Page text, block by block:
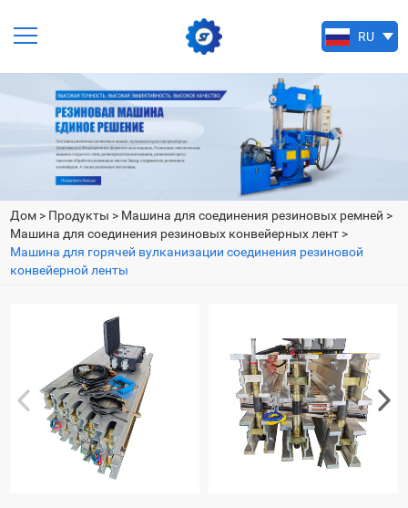
RU
EN
ES
FA
Дом > Продукты > Машина для соединения резиновых ремней >
Машина для соединения резиновых конвейерных лент >
Машина для горячей вулканизации соединения резиновой
конвейерной ленты